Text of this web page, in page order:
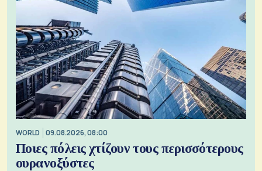
WORLD 09.08.2026, 08:00
Ποιες πόλεις χτίζουν τους περισσότερους
ουρανοξύστες